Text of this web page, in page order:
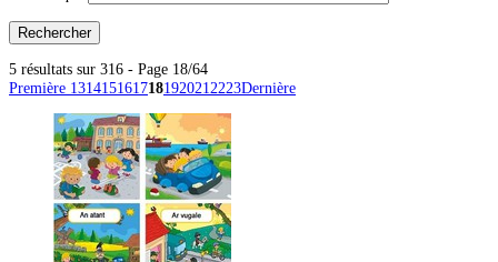
5 résultats sur 316 - Page 18/64
Première 1314151617181920212223Dernière